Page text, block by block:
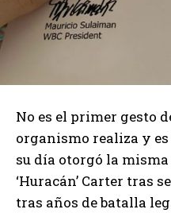
No es el primer gesto
organismo realiza y es
su día otorgó la
‘Huracán’ Carter tras
tras años de batalla